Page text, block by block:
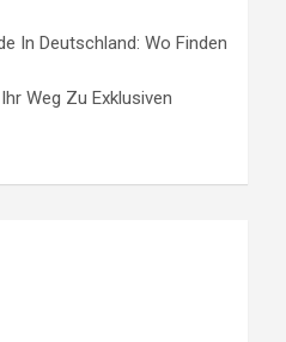
In Deutschland: Wo Finden
Weg Zu Exklusiven